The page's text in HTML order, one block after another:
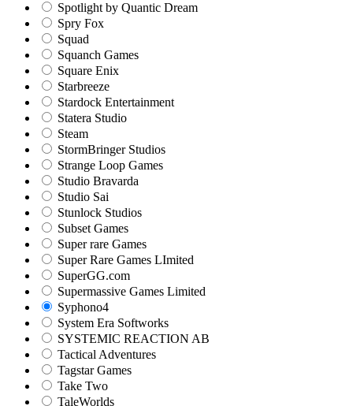
Spotlight by Quantic Dream
Spry Fox
Squad
Squanch Games
Square Enix
Starbreeze
Stardock Entertainment
Statera Studio
Steam
StormBringer Studios
Strange Loop Games
Studio Bravarda
Studio Sai
Stunlock Studios
Subset Games
Super rare Games
Super Rare Games LImited
SuperGG.com
Supermassive Games Limited
Syphono4
System Era Softworks
SYSTEMIC REACTION AB
Tactical Adventures
Tagstar Games
Take Two
TaleWorlds